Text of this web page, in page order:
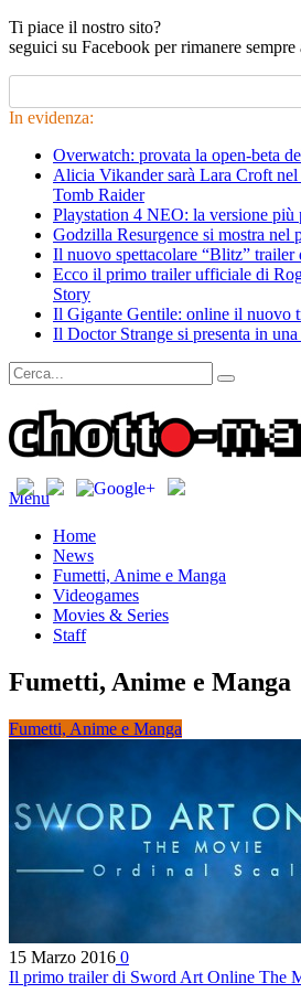
Ti piace il nostro sito?
seguici su Facebook per rimanere
In evidenza:
Overwatch: provata la open-beta
Alicia Vikander sarà Lara Croft
Tomb Raider
Playstation 4 NEO: la versione più
Godzilla Resurgence si mostra nel
Il nuovo spettacolare “Blitz” trailer
Ecco il primo trailer ufficiale di
Story
Il Gigante Gentile: online il nuovo
Il Doctor Strange si presenta in
Menu
Home
News
Fumetti, Anime e Manga
Videogames
Movies & Series
Staff
Fumetti, Anime e Manga
Fumetti, Anime e Manga
15 Marzo 2016 0
Il primo trailer di Sword Art Online The